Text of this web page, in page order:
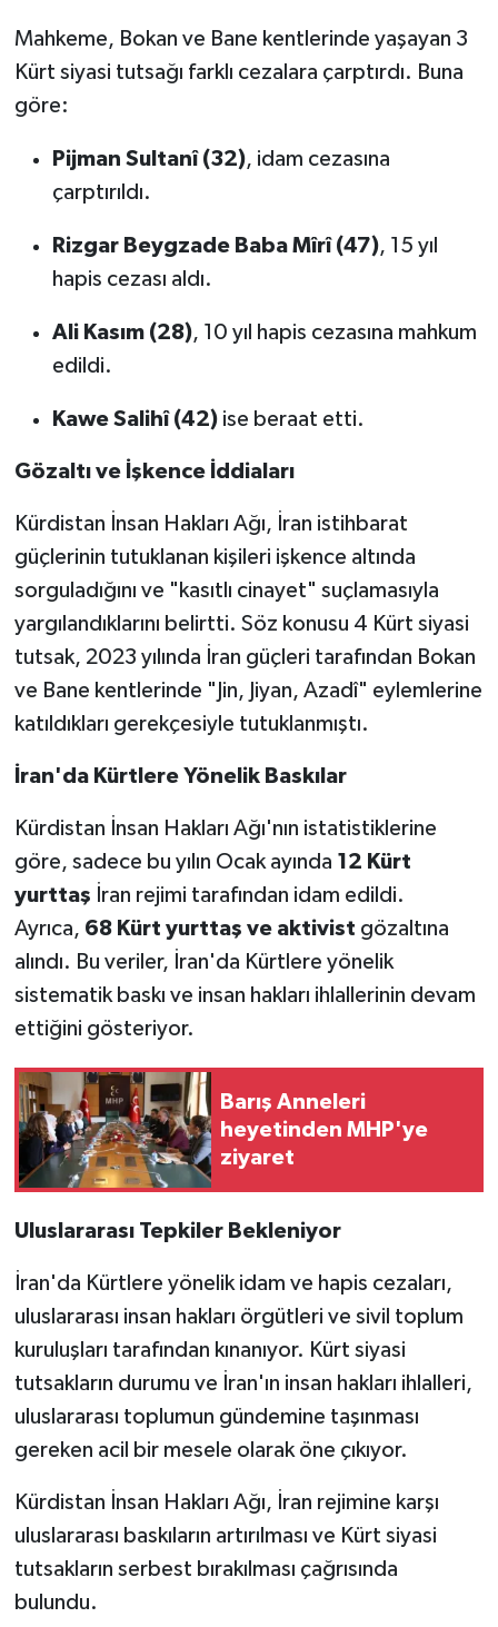
Mahkeme, Bokan ve Bane kentlerinde yaşayan 3
Kürt siyasi tutsağı farklı cezalara çarptırdı. Buna
göre:
Pijman Sultanî (32), idam cezasına
çarptırıldı.
Rizgar Beygzade Baba Mîrî (47), 15 yıl
hapis cezası aldı.
Ali Kasım (28), 10 yıl hapis cezasına mahkum
edildi.
Kawe Salihî (42)ise beraat etti.
Gözaltı ve İşkence İddiaları
Kürdistan İnsan Hakları Ağı, İran istihbarat
güçlerinin tutuklanan kişileri işkence altında
sorguladığını ve "kasıtlı cinayet" suçlamasıyla
yargılandıklarını belirtti. Söz konusu 4 Kürt siyasi
tutsak, 2023 yılında İran güçleri tarafından Bokan
ve Bane kentlerinde "Jin, Jiyan, Azadî" eylemlerine
katıldıkları gerekçesiyle tutuklanmıştı.
İran'da Kürtlere Yönelik Baskılar
Kürdistan İnsan Hakları Ağı'nın istatistiklerine
göre, sadece bu yılın Ocak ayında 12 Kürt
yurttaş İran rejimi tarafından idam edildi.
Ayrıca, 68 Kürt yurttaş ve aktivist gözaltına
alındı. Bu veriler, İran'da Kürtlere yönelik
sistematik baskı ve insan hakları ihlallerinin devam
ettiğini gösteriyor.
Barış Anneleri
heyetinden MHP'ye
ziyaret
Uluslararası Tepkiler Bekleniyor
İran'da Kürtlere yönelik idam ve hapis cezaları,
uluslararası insan hakları örgütleri ve sivil toplum
kuruluşları tarafından kınanıyor. Kürt siyasi
tutsakların durumu ve İran'ın insan hakları ihlalleri,
uluslararası toplumun gündemine taşınması
gereken acil bir mesele olarak öne çıkıyor.
Kürdistan İnsan Hakları Ağı, İran rejimine karşı
uluslararası baskıların artırılması ve Kürt siyasi
tutsakların serbest bırakılması çağrısında
bulundu.